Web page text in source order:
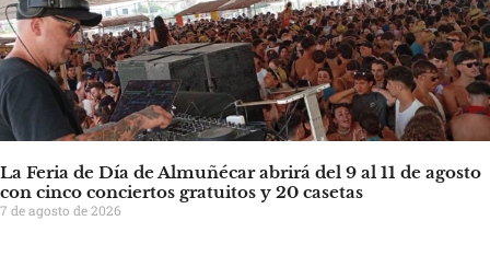
La Feria de Día de Almuñécar abrirá del 9 al 11 de agosto
con cinco conciertos gratuitos y 20 casetas
7 de agosto de 2026